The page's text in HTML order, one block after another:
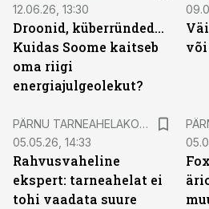
tööstusminister Erkki Keldo ning
Jaanus Aal.
12.06.26, 13:30
Droonid, küberründed...
Kuidas Soome kaitseb
oma riigi
energiajulgeolekut?
või
PÄRNU TARNEAHELAKONVERENTS 2025
05.05.26, 14:33
Rahvusvaheline
ekspert: tarneahelat ei
tohi vaadata suure